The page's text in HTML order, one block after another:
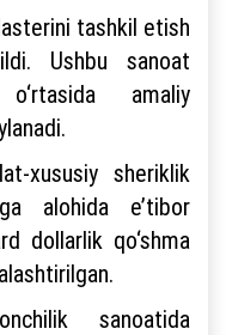
tashkil etish
Ushbu sanoat
amaliy
xususiy sheriklik
alohida e’tibor
dollarlik qo‘shma
sanoatida